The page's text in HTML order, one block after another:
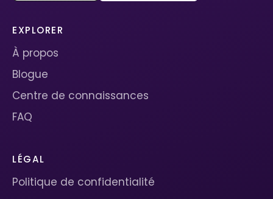
EXPLORER
À propos
Blogue
Centre de connaissances
FAQ
LÉGAL
Politique de confidentialité